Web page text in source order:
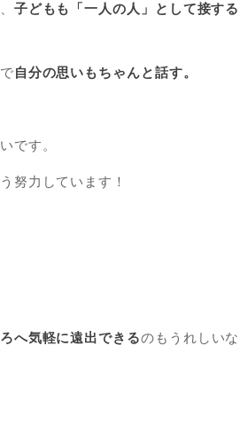
子どもも「一人の人」として接する
自分の思いもちゃんと話す。
です。
努力しています！
へ気軽に遠出できるのもうれしいな